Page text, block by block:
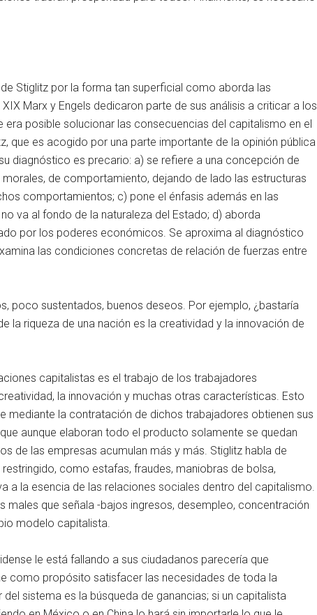
Stiglitz por la forma tan superficial como aborda las
Marx y Engels dedicaron parte de sus análisis a criticar a los
posible solucionar las consecuencias del capitalismo en el
que es acogido por una parte importante de la opinión pública
diagnóstico es precario: a) se refiere a una concepción de
de comportamiento, dejando de lado las estructuras
comportamientos; c) pone el énfasis además en las
va al fondo de la naturaleza del Estado; d) aborda
por los poderes económicos. Se aproxima al diagnóstico
las condiciones concretas de relación de fuerzas entre
poco sustentados, buenos deseos. Por ejemplo, ¿bastaría
la riqueza de una nación es la creatividad y la innovación de
capitalistas es el trabajo de los trabajadores
la innovación y muchas otras características. Esto
mediante la contratación de dichos trabajadores obtienen sus
aunque elaboran todo el producto solamente se quedan
de las empresas acumulan más y más. Stiglitz habla de
como estafas, fraudes, maniobras de bolsa,
a la esencia de las relaciones sociales dentro del capitalismo.
males que señala -bajos ingresos, desempleo, concentración
modelo capitalista.
le está fallando a sus ciudadanos parecería que
como propósito satisfacer las necesidades de toda la
sistema es la búsqueda de ganancias; si un capitalista